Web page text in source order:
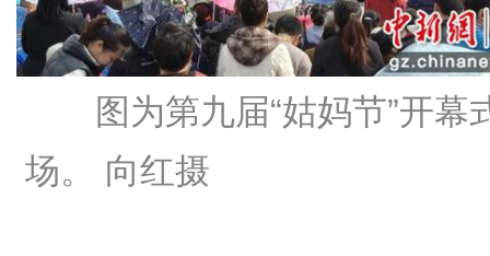
图为第九届“姑妈节”开幕
场。 向红摄